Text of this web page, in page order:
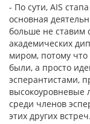
- По сути, AIS
основная
больше не ставим
академических
миром, потому
были, а просто
эсперантистами,
высокоуровневые
среди членов
этих других